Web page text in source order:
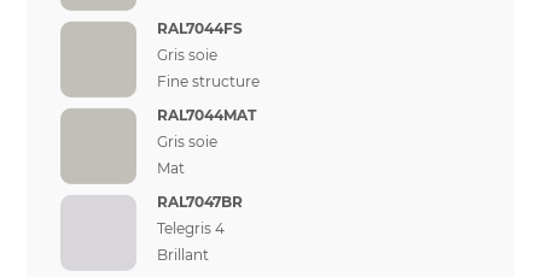
RAL7044FS
Gris soie
Fine structure
RAL7044MAT
Gris soie
Mat
RAL7047BR
Telegris 4
Brillant